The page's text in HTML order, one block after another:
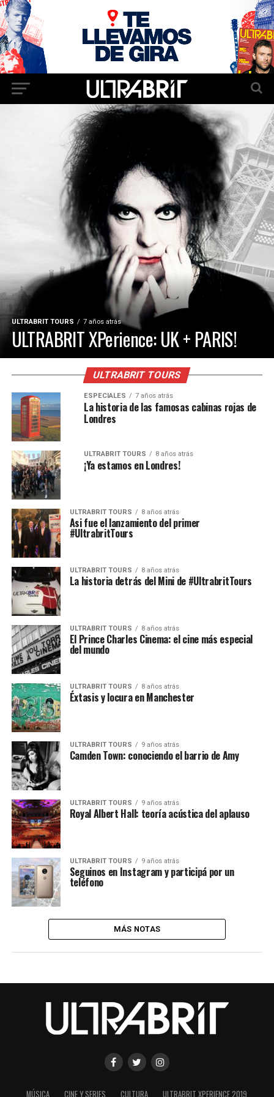
ULTRABRIT TOURS 7 años atrás
ULTRABRIT XPerience: UK + PARIS!
ULTRABRIT TOURS
ESPECIALES 7 años atrás
La historia de las famosas cabinas rojas de
Londres
ULTRABRIT TOURS 8 años atrás
¡Ya estamos en Londres!
ULTRABRIT TOURS 8 años atrás
Asi fue el lanzamiento del primer
#UltrabritTours
ULTRABRIT TOURS 8 años atrás
La historia detrás del Mini de #UltrabritTours
ULTRABRIT TOURS 8 años atrás
El Prince Charles Cinema: el cine más especial
del mundo
ULTRABRIT TOURS 8 años atrás
Éxtasis y locura en Manchester
ULTRABRIT TOURS 9 años atrás
Camden Town: conociendo el barrio de Amy
ULTRABRIT TOURS 9 años atrás
Royal Albert Hall: teoría acústica del aplauso
ULTRABRIT TOURS 9 años atrás
Seguinos en Instagram y participá por un
teléfono
MÁS NOTAS
MÚSICA CINE Y SERIES CULTURA ULTRABRIT XPERIENCE 2019